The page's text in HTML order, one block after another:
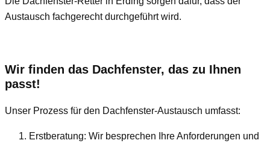
Austausch fachgerecht durchgeführt wird.
Wir finden das Dachfenster, das zu Ihnen
passt!
Unser Prozess für den Dachfenster-Austausch umfasst:
Erstberatung: Wir besprechen Ihre Anforderungen und